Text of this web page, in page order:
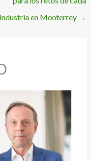
industria en Monterrey →